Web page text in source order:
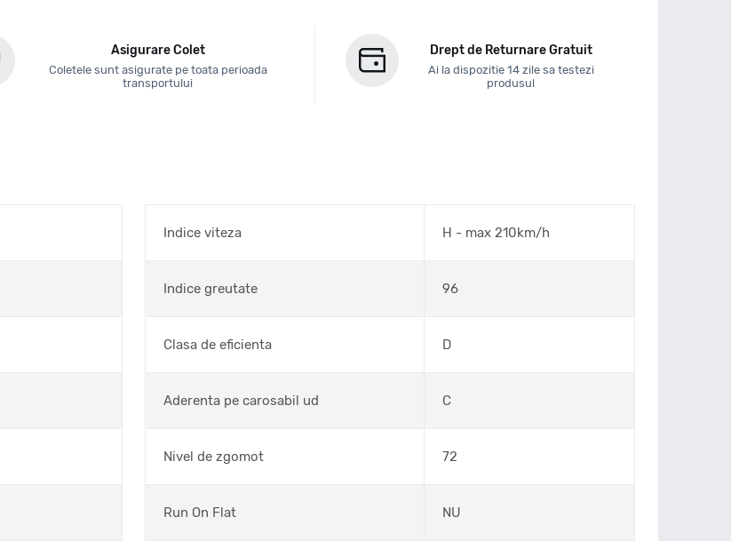
Asigurare Colet
Coletele sunt asigurate pe toata perioada
transportului
Drept de Returnare Gratuit
Ai la dispozitie 14 zile sa testezi
produsul
Indice viteza H - max 210km/h
Indice greutate 96
Clasa de eficienta D
Aderenta pe carosabil ud C
Nivel de zgomot 72
Run On Flat NU